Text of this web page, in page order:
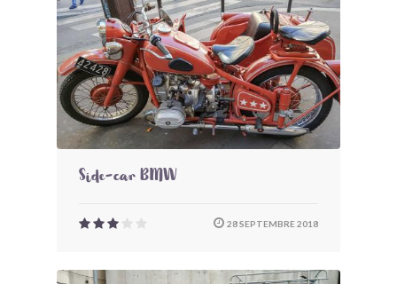
Side-car BMW
28 SEPTEMBRE 2018